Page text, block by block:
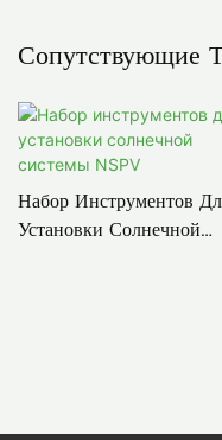
Сопутствующие
Набор Инструментов
Установки Солнечной